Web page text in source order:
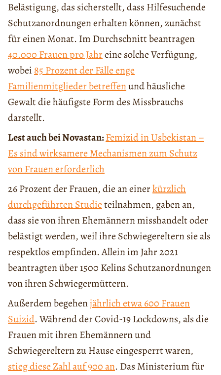
Belästigung, das sicherstellt, dass Hilfesuchende
Schutzanordnungen erhalten können, zunächst
für einen Monat. Im Durchschnitt beantragen
40.000 Frauen pro Jahreine solche Verfügung,
wobei 85 Prozent der Fälle enge
Familienmitglieder betreffenund häusliche
Gewalt die häufigste Form des Missbrauchs
darstellt.
Lest auch bei Novastan:Femizid in Usbekistan –
Es sind wirksamere Mechanismen zum Schutz
von Frauen erforderlich
26 Prozent der Frauen, die an einerkürzlich
durchgeführten Studieteilnahmen, gaben an,
dass sie von ihren Ehemännern misshandelt oder
belästigt werden, weil ihre Schwiegereltern sie als
respektlos empfinden. Allein im Jahr 2021
beantragten über 1500 Kelins Schutzanordnungen
von ihren Schwiegermüttern.
Außerdem begehenjährlich etwa 600 Frauen
Suizid. Während der Covid-19 Lockdowns, als die
Frauen mit ihren Ehemännern und
Schwiegereltern zu Hause eingesperrt waren,
stieg diese Zahl auf 900 an. Das Ministerium für